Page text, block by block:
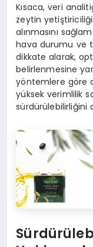
Kısaca, veri
zeytin
alınmasını
hava durumu ve
dikkate alarak,
belirlenmesine
yöntemlere göre
yüksek verimlilik
sürdürülebilirliğini